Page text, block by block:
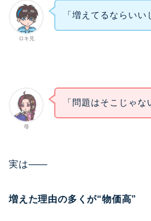
ロキ兄
「増えてるならいい
母
「問題はそこじゃな
実は——
増えた理由の多くが“物価高”